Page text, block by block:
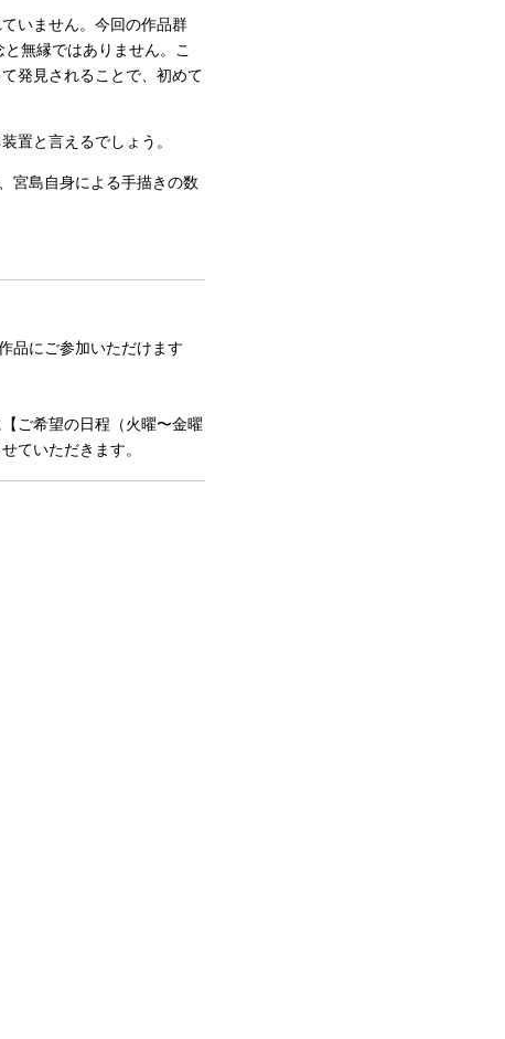
いません。今回の作品群
無縁ではありません。こ
発見されることで、初めて
置と言えるでしょう。
宮島自身による手描きの数
品にご参加いただけます
ご希望の日程（火曜〜金曜
ていただきます。